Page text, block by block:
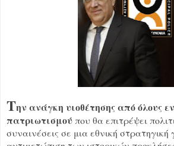
Την ανάγκη υιοθέτησης από όλους
πατριωτισμούπου θα επιτρέψει
συναινέσεις σε μια εθνική στρατηγική